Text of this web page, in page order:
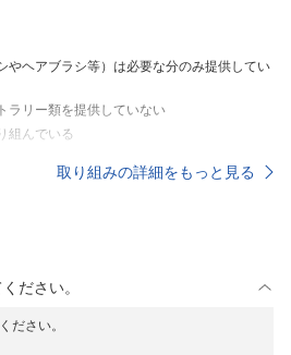
やヘアブラシ等）は必要な分のみ提供してい
ラリー類を提供していない
組んでいる
取り組みの詳細をもっと見る
ださい。
ださい。